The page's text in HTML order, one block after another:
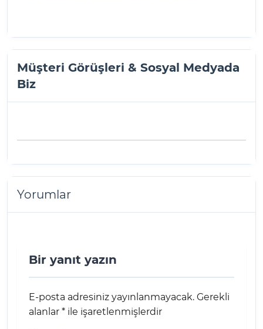
Müşteri Görüşleri & Sosyal Medyada
Biz
Yorumlar
Bir yanıt yazın
E-posta adresiniz yayınlanmayacak. Gerekli
alanlar * ile işaretlenmişlerdir